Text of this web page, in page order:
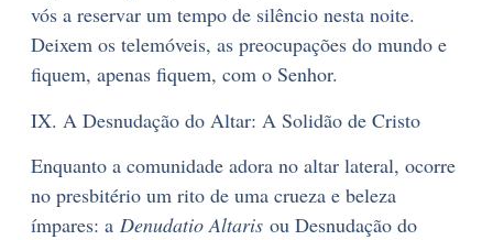
vós a reservar um tempo de silêncio nesta noite.
Deixem os telemóveis, as preocupações do mundo e
fiquem, apenas fiquem, com o Senhor.
IX. A Desnudação do Altar: A Solidão de Cristo
Enquanto a comunidade adora no altar lateral, ocorre
no presbitério um rito de uma crueza e beleza
ímpares: a Denudatio Altarisou Desnudação do